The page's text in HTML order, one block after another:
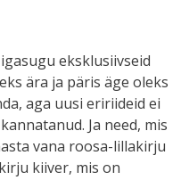
eksklusiivseid
ära ja päris äge oleks
aga uusi eririideid ei
Ja need, mis
vana roosa-lillakirju
kiiver, mis on